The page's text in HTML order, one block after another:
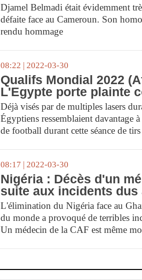
Djamel Belmadi était évidemment
défaite face au Cameroun. Son
rendu hommage
08:22 | 2022-03-30
Qualifs Mondial 2022
L'Egypte porte plainte
Déjà visés par de multiples lasers
Égyptiens ressemblaient davantage
de football durant cette séance de
08:17 | 2022-03-30
Nigéria : Décès d'un
suite aux incidents
L'élimination du Nigéria face au
du monde a provoqué de terribles
Un médecin de la CAF est même